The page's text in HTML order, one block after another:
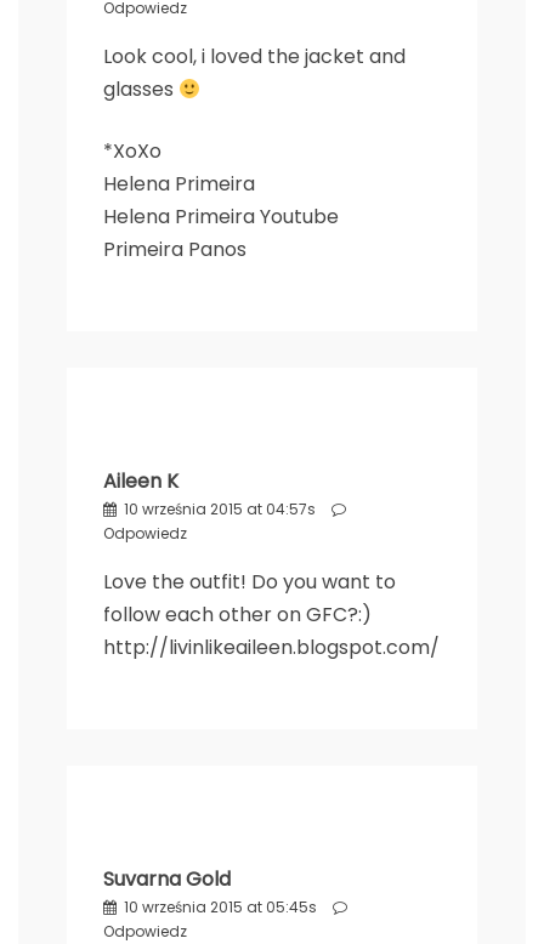
Odpowiedz
Look cool, i loved the jacket and
glasses
*XoXo
Helena Primeira
Helena Primeira Youtube
Primeira Panos
Aileen K
10 września 2015 at 04:57s
Odpowiedz
Love the outfit! Do you want to
follow each other on GFC?:)
http://livinlikeaileen.blogspot.com/
Suvarna Gold
10 września 2015 at 05:45s
Odpowiedz